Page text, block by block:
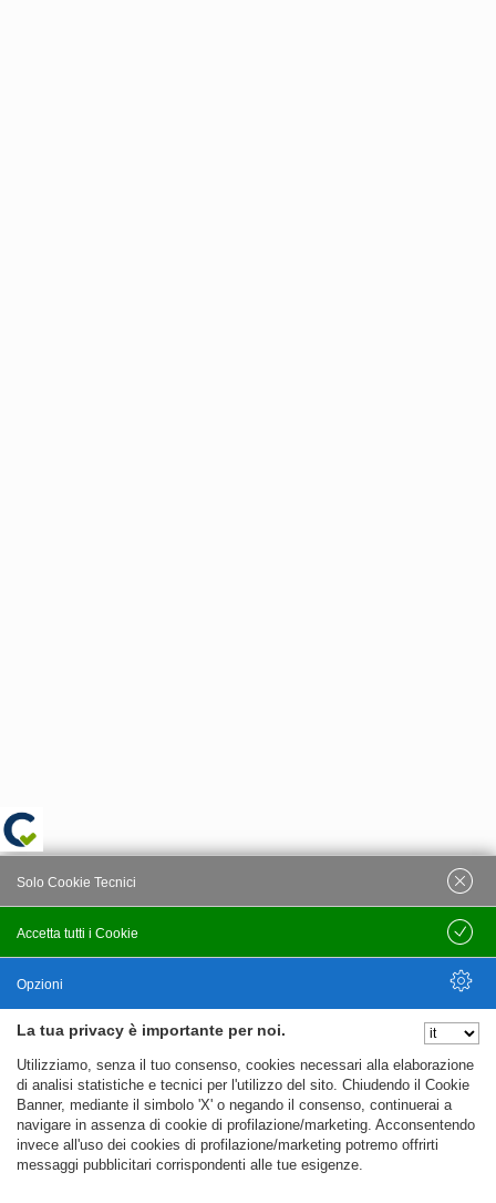
La tua privacy è importante per noi.
Utilizziamo, senza il tuo consenso, cookies necessari alla elaborazione
di analisi statistiche e tecnici per l'utilizzo del sito. Chiudendo il Cookie
Banner, mediante il simbolo 'X' o negando il consenso, continuerai a
navigare in assenza di cookie di profilazione/marketing. Acconsentendo
invece all'uso dei cookies di profilazione/marketing potremo offrirti
messaggi pubblicitari corrispondenti alle tue esigenze.
Accetta tutti i Cookie
Solo Cookie Tecnici
Salva
Opzioni
Nascondi Opzioni